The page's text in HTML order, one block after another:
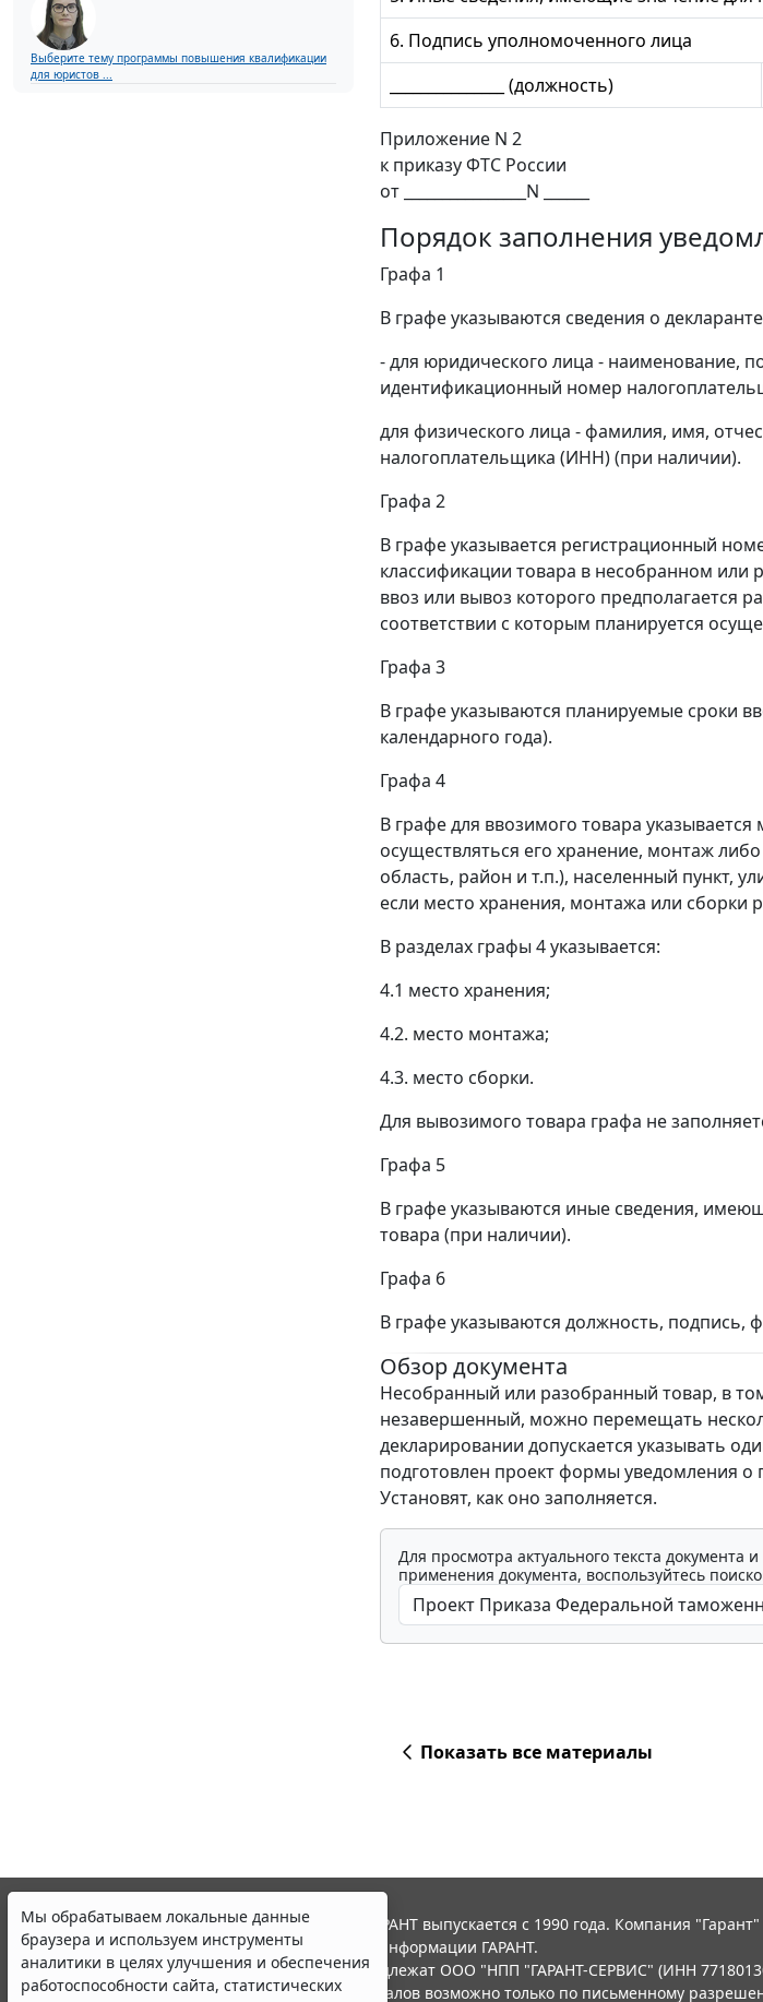
Выберите тему программы повышения квалификации
для юристов ...
6. Подпись уполномоченного лица
_______________ (должность)
Приложение N 2
к приказу ФТС России
от ________________N ______
Порядок заполнения
Графа 1
В графе указываются сведения о
- для юридического лица - наименование,
идентификационный номер
для физического лица - фамилия, имя,
налогоплательщика (ИНН) (при наличии).
Графа 2
В графе указывается регистрационный
классификации товара в несобранном
ввоз или вывоз которого предполагается
соответствии с которым планируется
Графа 3
В графе указываются планируемые сроки
календарного года).
Графа 4
В графе для ввозимого товара
осуществляться его хранение, монтаж
область, район и т.п.), населенный пункт,
если место хранения, монтажа или сборки
В разделах графы 4 указывается:
4.1 место хранения;
4.2. место монтажа;
4.3. место сборки.
Для вывозимого товара графа не
Графа 5
В графе указываются иные сведения,
товара (при наличии).
Графа 6
В графе указываются должность,
Обзор документа
Несобранный или разобранный товар, в
незавершенный, можно перемещать
декларировании допускается указывать
подготовлен проект формы уведомления о
Установят, как оно заполняется.
Для просмотра актуального текста
применения документа, воспользуйтесь
Показать все материалы
Мы обрабатываем локальные данные
браузера и используем инструменты
аналитики в целях улучшения и обеспечения
работоспособности сайта, статистических
© ООО "НПП "ГАРАНТ-СЕРВИС", 2026. Система ГАРАНТ выпускается с 1990 года. Компания
участниками Российской ассоциации правовой информации ГАРАНТ.
Все права на материалы сайта ГАРАНТ.РУ принадлежат ООО "НПП "ГАРАНТ-СЕРВИС" (ИНН
Полное или частичное воспроизведение материалов возможно только по письменному